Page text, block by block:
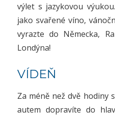
výlet s jazykovou
jako svařené víno,
vyrazte do Německa,
Londýna!
VÍDEŇ
Za méně než dvě hodiny
autem dopravíte do